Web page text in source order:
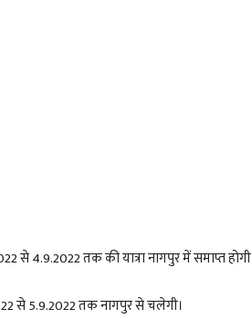
से4.9.2022तक की यात्रा नागपुर में समाप्त होगी
से5.9.2022तक नागपुर से चलेगी।